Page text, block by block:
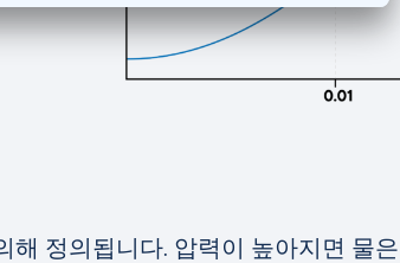
정의됩니다. 압력이 높아지면 물